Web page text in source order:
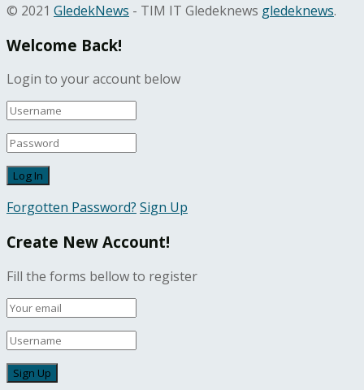
© 2021 GledekNews - TIM IT Gledeknews gledeknews.
Welcome Back!
Login to your account below
Forgotten Password? Sign Up
Create New Account!
Fill the forms bellow to register